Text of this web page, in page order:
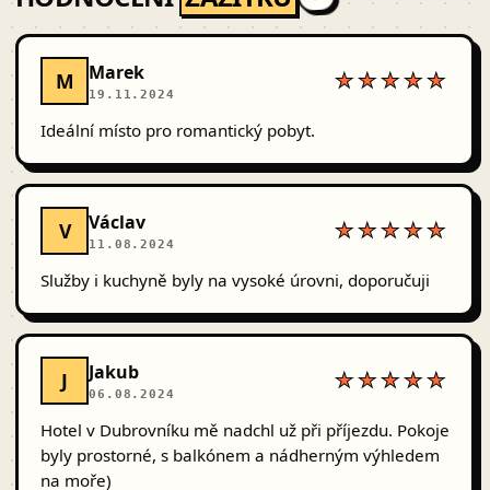
M Marek
19.11.2024
★★★★★
Ideální místo pro romantický pobyt.
V Václav
11.08.2024
★★★★★
Služby i kuchyně byly na vysoké úrovni, doporučuji
J Jakub
06.08.2024
★★★★★
Hotel v Dubrovníku mě nadchl už při příjezdu. Pokoje
byly prostorné, s balkónem a nádherným výhledem
na moře)